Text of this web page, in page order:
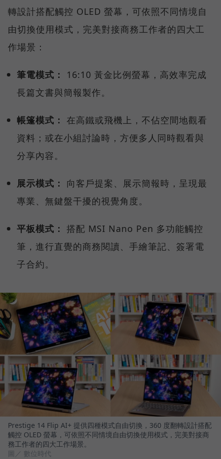
轉設計搭配觸控 OLED 螢幕，可依照不同情境自
由切換使用模式，完美對接商務工作者的四大工
作場景：
筆電模式：
16:10 黃金比例螢幕，高效率完成
長篇文書與簡報製作。
帳篷模式： 在高鐵或飛機上，不佔空間地觀看
資料；或在小組討論時，方便多人同時觀看與
分享內容。
展示模式：
向客戶提案、展示簡報時，呈現最
專業、無鍵盤干擾的視覺角度。
平板模式： 搭配 MSI Nano Pen 多功能觸控
筆，進行直覺的商務閱讀、手繪筆記、簽署電
子合約。
Prestige 14 Flip AI+ 提供四種模式自由切換，360 度翻轉設計搭配
觸控 OLED 螢幕，可依照不同情境自由切換使用模式，完美對接商
務工作者的四大工作場景。
圖／ 數位時代